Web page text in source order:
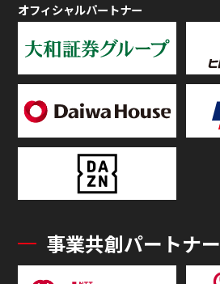
オフィシャルパートナー
事業共創パートナー